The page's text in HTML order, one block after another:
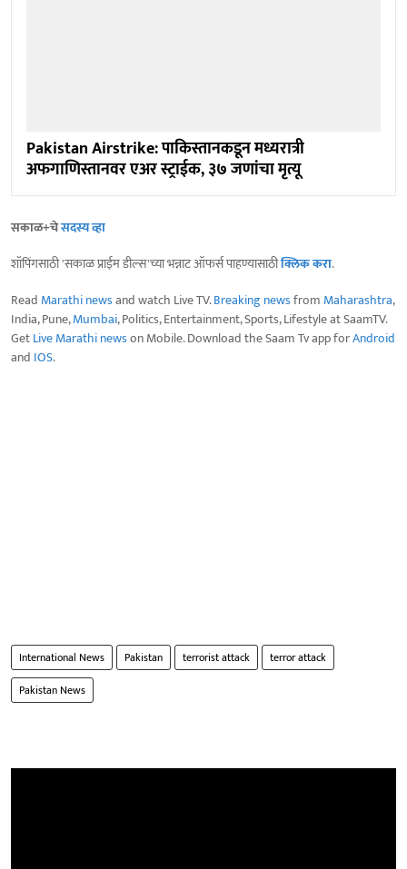
Pakistan Airstrike: पाकिस्तानकडून मध्यरात्री
अफगाणिस्तानवर एअर स्ट्राईक, ३७ जणांचा मृत्यू
सकाळ+चेसदस्य व्हा
शॉपिंगसाठी 'सकाळ प्राईम डील्स'च्या भन्नाट ऑफर्स पाहण्यासाठीक्लिक करा.
Read Marathi newsand watch Live TV.Breaking newsfrom Maharashtra,
India, Pune,Mumbai, Politics, Entertainment, Sports, Lifestyle at SaamTV.
GetLive Marathi newson Mobile. Download the Saam Tv app forAndroid
and IOS.
International News Pakistan terrorist attack
terror attack
Pakistan News